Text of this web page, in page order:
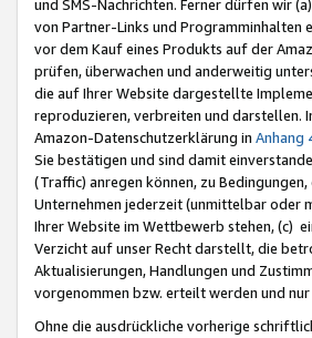
und SMS-Nachrichten. Ferner dürfen wir
von Partner-Links und Programminhalten
vor dem Kauf eines Produkts auf der
prüfen, überwachen und anderweitig
die auf Ihrer Website dargestellte
reproduzieren, verbreiten und darstellen.
Amazon-Datenschutzerklärung in Anhang
Sie bestätigen und sind damit
(Traffic) anregen können, zu
Unternehmen jederzeit (unmittelbar oder
Ihrer Website im Wettbewerb stehen, (c)
Verzicht auf unser Recht darstellt, die
Aktualisierungen, Handlungen und
vorgenommen bzw. erteilt werden und
Ohne die ausdrückliche vorherige